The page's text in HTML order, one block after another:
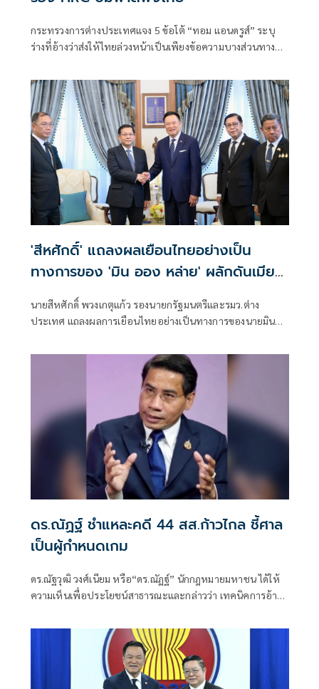
กระทรวงการต่างประเทศแจง 5 ข้อโต้ “ทอม แอนดรูส์” ระบุ
ร่างที่อ้างว่าส่งให้ไทยล่วงหน้าเป็นเพียงข้อความบางส่วนทาง
'สีหศักดิ์' แถลงผลเยือนไทยอย่างเป็น
ทางการของ 'มิน ออง หล่าย' ผลักดันเมีย
นมากลับสู่อาเซียน
นายสีหศักดิ์ พวงเกตุแก้ว รองนายกรัฐมนตรีและรมว.ต่าง
ประเทศ แถลงผลการเยือนไทยอย่างเป็นทางการของนายมิน
ว่า การเยือนครั้งนี้เกิดขึ้นในช่วงเปลี่ยนผ่านทางการเมืองของเมีย
นมา ซึ่งไทยมองว่าเป็นช่วงเวลาสำคัญในการผลักดันความร่วม
มือทั้งในระดับทวิภาคีและระดับภูมิภาค
ดร.ณัฏฐ์ ชำแหละคดี 44 สส.ก้าวไกล ชี้ศาล
เป็นผู้กำหนดเกม
ดร.ณัฐวุฒิ วงศ์เนียม หรือ“ดร.ณัฏฐ์” นักกฎหมายมหาชน ได้ให้
ความเห็นเพื่อประโยชน์สาธารณะและกล่าวว่า เทคนิคการอ้าง